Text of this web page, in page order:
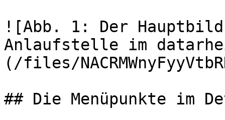
![Abb. 1: Der
Anlaufstelle im
(/files/
## Die Menüpunkte im